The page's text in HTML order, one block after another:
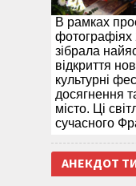
В рамках
фотографіях
зібрала
відкриття
культурні
досягнення
місто. Ці
сучасного
АНЕКДОТ